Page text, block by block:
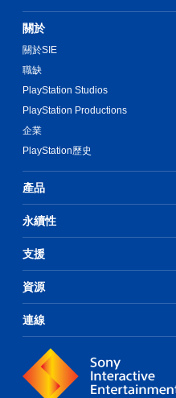
關於
關於SIE
職缺
PlayStation Studios
PlayStation Productions
企業
PlayStation歷史
產品
永續性
支援
資源
連線